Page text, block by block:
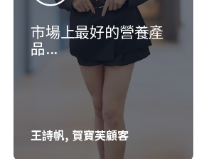
市場上最好的營養產
品...
王詩帆, 賀寶芙顧客